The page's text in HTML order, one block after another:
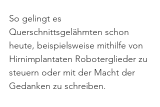
So gelingt es
Querschnittsgelähmten schon
heute, beispielsweise mithilfe von
Hirnimplantaten Roboterglieder zu
steuern oder mit der Macht der
Gedanken zu schreiben.